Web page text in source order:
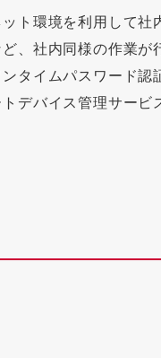
ト環境を利用して社
、社内同様の作業が
タイムパスワード認
デバイス管理サービ